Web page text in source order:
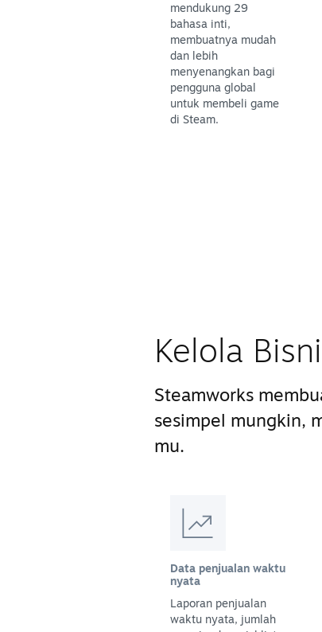
mendukung 29
bahasa inti,
membuatnya mudah
dan lebih
menyenangkan bagi
pengguna global
untuk membeli game
di Steam.
Kelola
Steamworks
sesimpel mungkin,
mu.
Data penjualan waktu
nyata
Laporan penjualan
waktu nyata, jumlah